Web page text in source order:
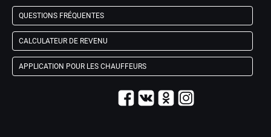
QUESTIONS FRÉQUENTES
CALCULATEUR DE REVENU
APPLICATION POUR LES CHAUFFEURS